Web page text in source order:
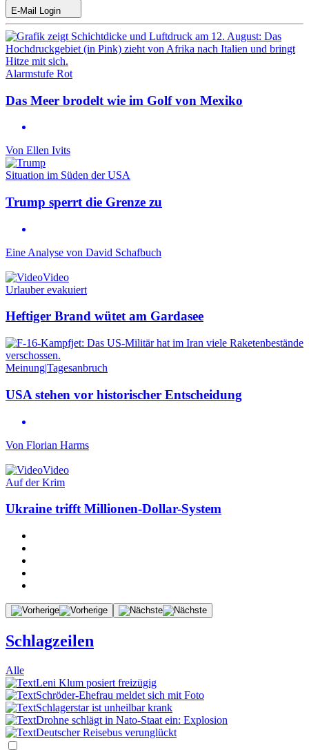
E-Mail Login
Alarmstufe Rot
Das Meer brodelt wie im Golf von Mexiko
Von Ellen Ivits
Situation im Süden der USA
Trump sperrt die Grenze zu
Eine Analyse von David Schafbuch
Video
Urlauber evakuiert
Heftiger Brand wütet am Gardasee
Meinung|Tagesanbruch
USA stehen vor historischer Entscheidung
Von Florian Harms
Video
Auf der Krim
Ukraine trifft Millionen-Dollar-System
Schlagzeilen
Alle
Leni Klum posiert freizügig
Schröder-Ehefrau meldet sich mit Foto
Schlagerstar ist unheilbar krank
Drohne schlägt in Nato-Staat ein: Explosion
Deutscher Reisebus verunglückt